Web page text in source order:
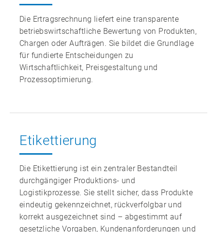
Die Ertragsrechnung liefert eine transparente
betriebswirtschaftliche Bewertung von Produkten,
Chargen oder Aufträgen. Sie bildet die Grundlage
für fundierte Entscheidungen zu
Wirtschaftlichkeit, Preisgestaltung und
Prozessoptimierung.
Etikettierung
Die Etikettierung ist ein zentraler Bestandteil
durchgängiger Produktions‑ und
Logistikprozesse. Sie stellt sicher, dass Produkte
eindeutig gekennzeichnet, rückverfolgbar und
korrekt ausgezeichnet sind – abgestimmt auf
gesetzliche Vorgaben, Kundenanforderungen und